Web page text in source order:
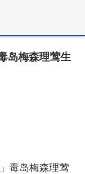
岛梅森理莺生
毒岛梅森理莺